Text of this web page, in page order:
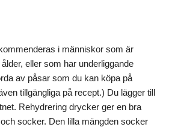
i människor som är
eller som har underliggande
av påsar som du kan köpa på
tillgängliga på recept.) Du lägger till
Rehydrering drycker ger en bra
socker. Den lilla mängden socker